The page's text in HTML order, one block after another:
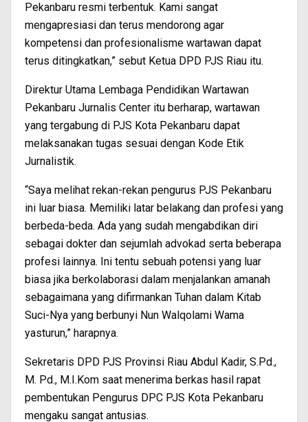
Pekanbaru resmi terbentuk. Kami sangat
mengapresiasi dan terus mendorong agar
kompetensi dan profesionalisme wartawan dapat
terus ditingkatkan,” sebut Ketua DPD PJS Riau itu.
Direktur Utama Lembaga Pendidikan Wartawan
Pekanbaru Jurnalis Center itu berharap, wartawan
yang tergabung di PJS Kota Pekanbaru dapat
melaksanakan tugas sesuai dengan Kode Etik
Jurnalistik.
“Saya melihat rekan-rekan pengurus PJS Pekanbaru
ini luar biasa. Memiliki latar belakang dan profesi yang
berbeda-beda. Ada yang sudah mengabdikan diri
sebagai dokter dan sejumlah advokad serta beberapa
profesi lainnya. Ini tentu sebuah potensi yang luar
biasa jika berkolaborasi dalam menjalankan amanah
sebagaimana yang difirmankan Tuhan dalam Kitab
Suci-Nya yang berbunyi Nun Walqolami Wama
yasturun,” harapnya.
Sekretaris DPD PJS Provinsi Riau Abdul Kadir, S.Pd.,
M. Pd., M.I.Kom saat menerima berkas hasil rapat
pembentukan Pengurus DPC PJS Kota Pekanbaru
mengaku sangat antusias.